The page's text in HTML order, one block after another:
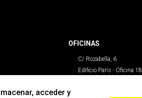
OFICINAS
C/ Rozabella, 6
Edificio París - Oficina 18
acceder y